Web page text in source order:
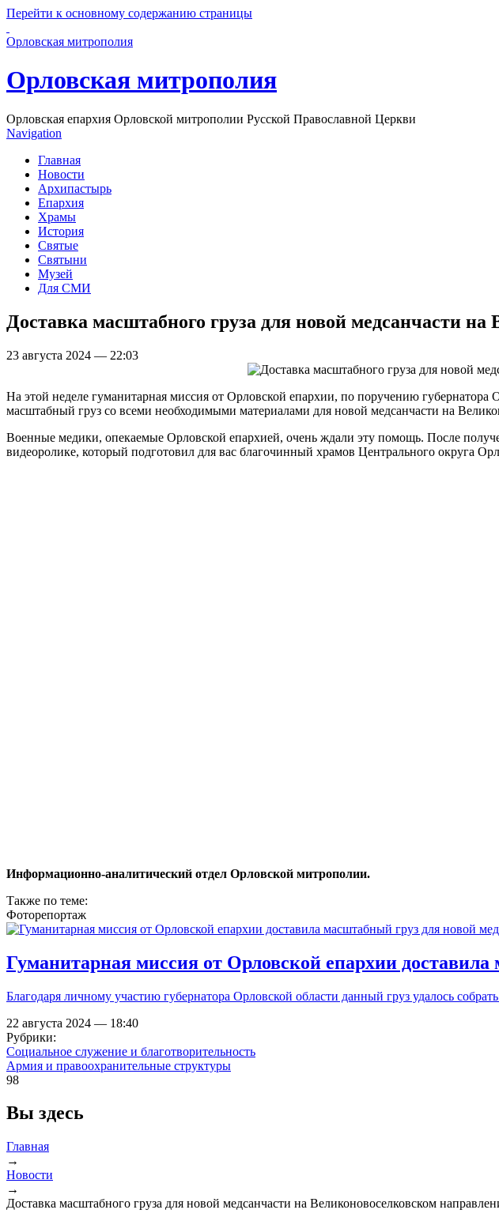
Перейти к основному содержанию страницы
Орловская митрополия
Орловская митрополия
Орловская епархия Орловской митрополии Русской Православной Церкви
Navigation
Главная
Новости
Архипастырь
Епархия
Храмы
История
Святые
Святыни
Музей
Для СМИ
Доставка масштабного груза для новой медсанчасти
23 августа 2024 — 22:03
На этой неделе гуманитарная миссия от Орловской епархии, по поручению
масштабный груз со всеми необходимыми материалами для новой медсанчасти на
Военные медики, опекаемые Орловской епархией, очень ждали эту помощь. После
видеоролике, который подготовил для вас благочинный храмов Центрального округа
Информационно-аналитический отдел Орловской митрополии.
Также по теме:
Фоторепортаж
Гуманитарная миссия от Орловской епархии
Благодаря личному участию губернатора Орловской области данный груз удалось
22 августа 2024 — 18:40
Рубрики:
Социальное служение и благотворительность
Армия и правоохранительные структуры
98
Вы здесь
Главная
→
Новости
→
Доставка масштабного груза для новой медсанчасти на Великоновоселковском